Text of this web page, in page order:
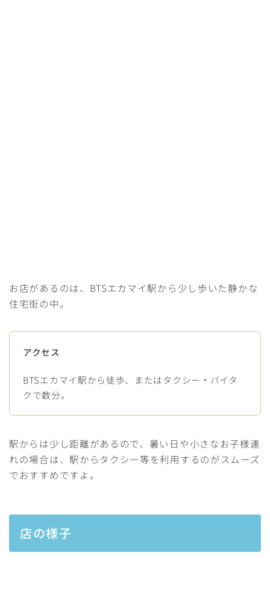
お店があるのは、BTSエカマイ駅から少し歩いた静かな
住宅街の中。
アクセス
BTSエカマイ駅から徒歩、またはタクシー・バイタ
クで数分。
駅からは少し距離があるので、暑い日や小さなお子様連
れの場合は、駅からタクシー等を利用するのがスムーズ
でおすすめですよ。
店の様子